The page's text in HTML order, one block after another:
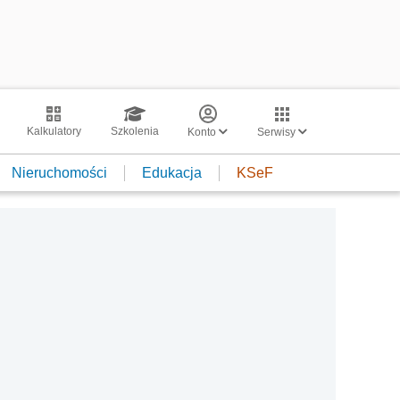
Kalkulatory Szkolenia Konto Serwisy
Nieruchomości Edukacja KSeF